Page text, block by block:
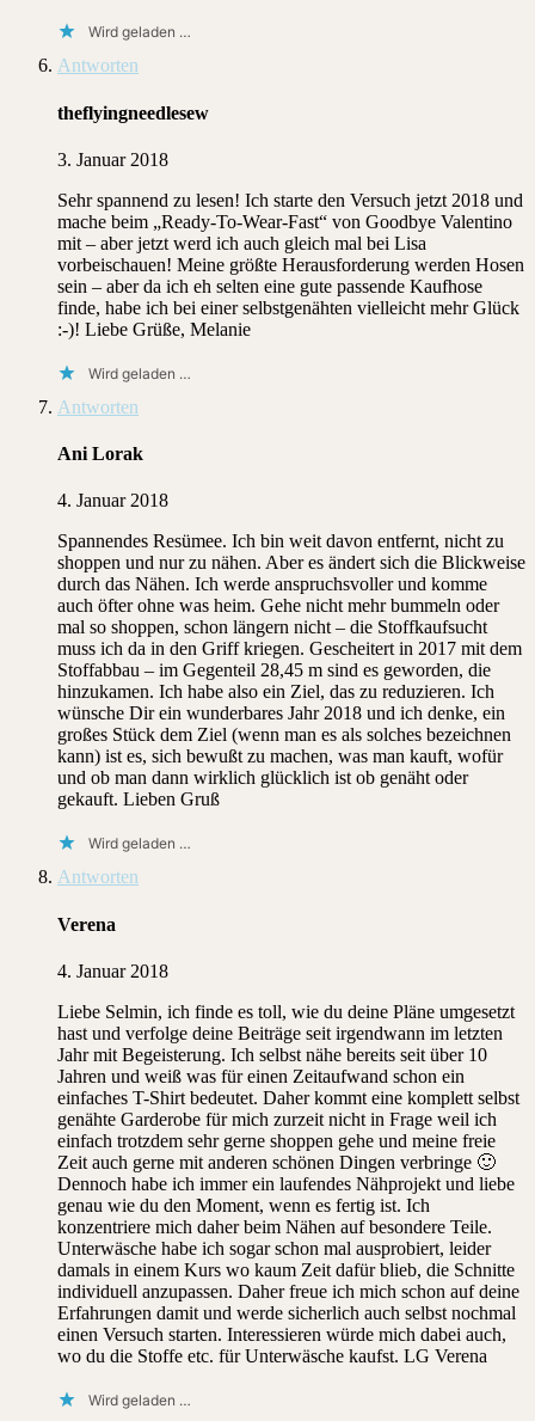
Wird geladen …
Antworten
theflyingneedlesew
3. Januar 2018
Sehr spannend zu lesen! Ich starte den Versuch jetzt 2018 und
mache beim „Ready-To-Wear-Fast“ von Goodbye Valentino
mit – aber jetzt werd ich auch gleich mal bei Lisa
vorbeischauen! Meine größte Herausforderung werden Hosen
sein – aber da ich eh selten eine gute passende Kaufhose
finde, habe ich bei einer selbstgenähten vielleicht mehr Glück
:-)! Liebe Grüße, Melanie
Wird geladen …
Antworten
Ani Lorak
4. Januar 2018
Spannendes Resümee. Ich bin weit davon entfernt, nicht zu
shoppen und nur zu nähen. Aber es ändert sich die Blickweise
durch das Nähen. Ich werde anspruchsvoller und komme
auch öfter ohne was heim. Gehe nicht mehr bummeln oder
mal so shoppen, schon längern nicht – die Stoffkaufsucht
muss ich da in den Griff kriegen. Gescheitert in 2017 mit dem
Stoffabbau – im Gegenteil 28,45 m sind es geworden, die
hinzukamen. Ich habe also ein Ziel, das zu reduzieren. Ich
wünsche Dir ein wunderbares Jahr 2018 und ich denke, ein
großes Stück dem Ziel (wenn man es als solches bezeichnen
kann) ist es, sich bewußt zu machen, was man kauft, wofür
und ob man dann wirklich glücklich ist ob genäht oder
gekauft. Lieben Gruß
Wird geladen …
Antworten
Verena
4. Januar 2018
Liebe Selmin, ich finde es toll, wie du deine Pläne umgesetzt
hast und verfolge deine Beiträge seit irgendwann im letzten
Jahr mit Begeisterung. Ich selbst nähe bereits seit über 10
Jahren und weiß was für einen Zeitaufwand schon ein
einfaches T-Shirt bedeutet. Daher kommt eine komplett selbst
genähte Garderobe für mich zurzeit nicht in Frage weil ich
einfach trotzdem sehr gerne shoppen gehe und meine freie
Zeit auch gerne mit anderen schönen Dingen verbringe 🙂
Dennoch habe ich immer ein laufendes Nähprojekt und liebe
genau wie du den Moment, wenn es fertig ist. Ich
konzentriere mich daher beim Nähen auf besondere Teile.
Unterwäsche habe ich sogar schon mal ausprobiert, leider
damals in einem Kurs wo kaum Zeit dafür blieb, die Schnitte
individuell anzupassen. Daher freue ich mich schon auf deine
Erfahrungen damit und werde sicherlich auch selbst nochmal
einen Versuch starten. Interessieren würde mich dabei auch,
wo du die Stoffe etc. für Unterwäsche kaufst. LG Verena
Wird geladen …